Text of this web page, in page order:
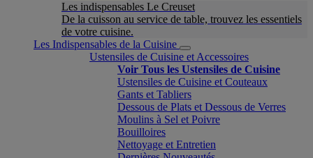
Les indispensables Le Creuset
De la cuisson au service de table, trouvez les essentiels
de votre cuisine.
Les Indispensables de la Cuisine
Ustensiles de Cuisine et Accessoires
Voir Tous les Ustensiles de Cuisine
Ustensiles de Cuisine et Couteaux
Gants et Tabliers
Dessous de Plats et Dessous de Verres
Moulins à Sel et Poivre
Bouilloires
Nettoyage et Entretien